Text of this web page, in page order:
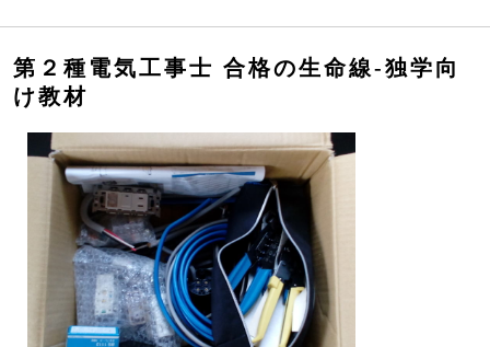
第２種電気工事士 合格の生命線‐独学向
け教材